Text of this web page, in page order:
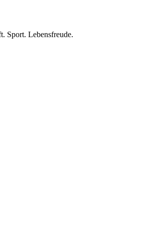
Sport. Lebensfreude.